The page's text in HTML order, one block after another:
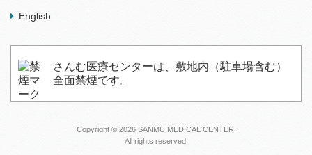
English
さんむ医療センターは、敷地内（駐車場含む）
全面禁煙です。
Copyright © 2026 SANMU MEDICAL CENTER.
All rights reserved.